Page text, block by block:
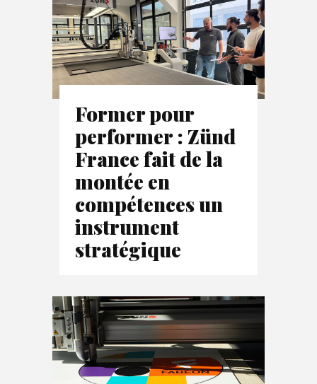
Former pour
performer : Zünd
France fait de la
montée en
compétences un
instrument
stratégique